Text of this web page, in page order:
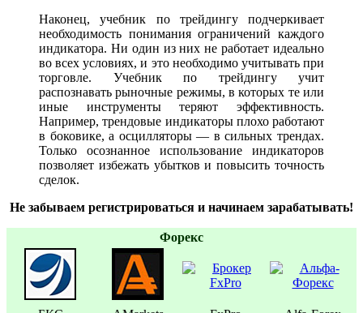
Наконец, учебник по трейдингу подчеркивает
необходимость понимания ограничений каждого
индикатора. Ни один из них не работает идеально
во всех условиях, и это необходимо учитывать при
торговле. Учебник по трейдингу учит
распознавать рыночные режимы, в которых те или
иные инструменты теряют эффективность.
Например, трендовые индикаторы плохо работают
в боковике, а осцилляторы — в сильных трендах.
Только осознанное использование индикаторов
позволяет избежать убытков и повысить точность
сделок.
Не забываем регистрироваться и начинаем зарабатывать!
Форекс